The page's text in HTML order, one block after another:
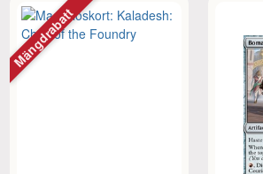
Mängdrabatt